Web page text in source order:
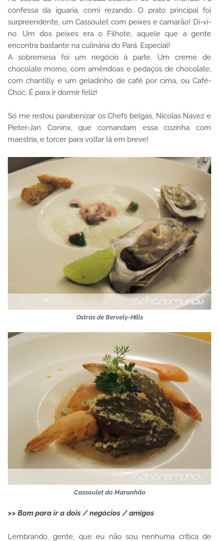
confessa da iguaria, comi rezando. O prato principal foi
surpreendente, um Cassoulet com peixes e camarão! Di-vi-
no. Um dos peixes era o Filhote, aquele que a gente
encontra bastante na culinária do Pará. Especial!
A sobremesa foi um negócio à parte. Um creme de
chocolate morno, com amêndoas e pedaços de chocolate,
com chantilly e um geladinho de café por cima, ou Café-
Choc. É para ir dormir feliz!
Só me restou parabenizar os Chefs belgas, Nicolas Navez e
Pieter-Jan Coninx, que comandam essa cozinha com
maestria, e torcer para voltar lá em breve!
Ostras de Bervely-Hills
Cassoulet do Maranhão
>> Bom para ir a dois / negócios / amigos
Lembrando, gente, que eu não sou nenhuma crítica de